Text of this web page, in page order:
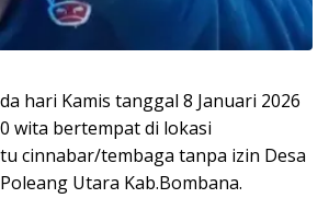
hari Kamis tanggal 8 Januari 2026
wita bertempat di lokasi
cinnabar/tembaga tanpa izin Desa
Utara Kab.Bombana.